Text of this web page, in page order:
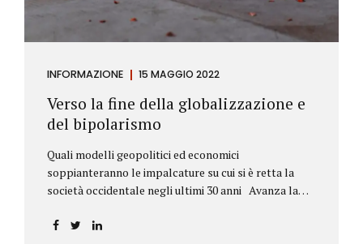
INFORMAZIONE 15 MAGGIO 2022
Verso la fine della globalizzazione e
del bipolarismo
Quali modelli geopolitici ed economici
soppianteranno le impalcature su cui si è retta la
società occidentale negli ultimi 30 anni Avanza la
aprile ha fatto parecchio discutere il discorso che